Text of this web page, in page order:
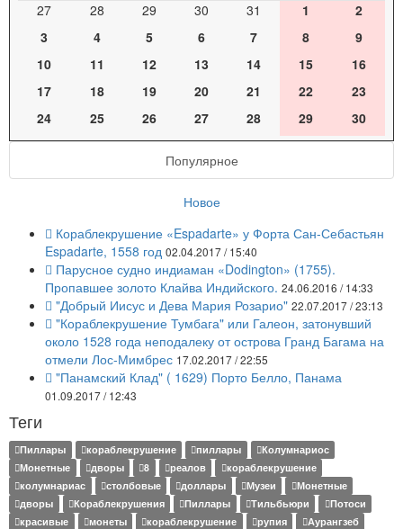
27
28 29 30 31 1
2
3
4 5 6 7 8
9
10
11 12 13 14 15
16
17
18 19 20 21 22
23
24
25 26 27 28 29 30
Популярное
Новое
Кораблекрушение «Espadarte» у Форта Сан-Себастьян
Espadarte, 1558 год 02.04.2017 / 15:40
Парусное судно индиаман «Dodington» (1755).
Пропавшее золото Клайва Индийского. 24.06.2016 / 14:33
"Добрый Иисус и Дева Мария Розарио" 22.07.2017 / 23:13
"Кораблекрушение Тумбага" или Галеон, затонувший
около 1528 года неподалеку от острова Гранд Багама на
отмели Лос-Мимбрес 17.02.2017 / 22:55
"Панамский Клад" ( 1629) Порто Белло, Панама
01.09.2017 / 12:43
Теги
Пиллары кораблекрушение пиллары
Колумнариос
Монетные
дворы 8 реалов
кораблекрушение
колумнариас
столбовые доллары Музеи
Монетные
дворы
Кораблекрушения Пиллары Тильбьюри
Потоси
красивые
монеты кораблекрушение рупия
Аурангзеб